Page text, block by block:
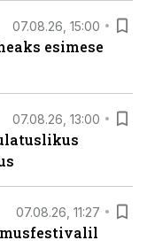
07.08.26, 15:00
esimese
07.08.26, 13:00
07.08.26, 11:27